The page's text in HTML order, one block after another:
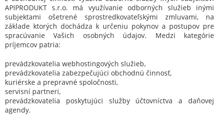
APIPRODUKT s.r.o. má využívanie odborných služieb inými
subjektami ošetrené sprostredkovateľskými zmluvami, na
základe ktorých dochádza k určeniu pokynov a postupov pre
spracúvanie Vašich osobných údajov. Medzi kategórie
príjemcov patria:
prevádzkovatelia webhostingových služieb,
prevádzkovatelia zabezpečujúci obchodnú činnosť,
kuriérske a prepravné spoločnosti,
servisní partneri,
prevádzkovatelia poskytujúci služby účtovníctva a daňovej
agendy.